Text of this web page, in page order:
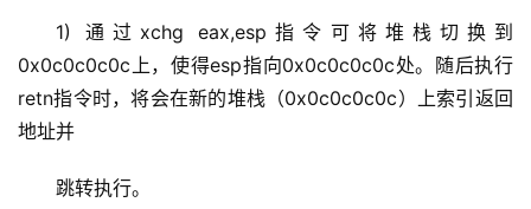
1) 通过xchg eax,esp指令可将堆栈切换到
0x0c0c0c0c上，使得esp指向0x0c0c0c0c处。随后执行
retn指令时，将会在新的堆栈（0x0c0c0c0c）上索引返回
地址并
跳转执行。